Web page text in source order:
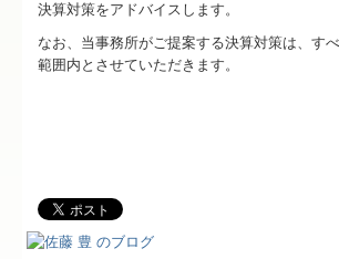
決算対策をアドバイスします。
なお、当事務所がご提案する決算対策は、す
範囲内とさせていただきます。